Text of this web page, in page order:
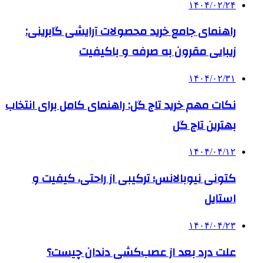
۱۴۰۴/۰۲/۲۴
راهنمای جامع خرید محصولات آرایشی گابرینی:
زیبایی مقرون به صرفه و باکیفیت
۱۴۰۴/۰۲/۳۱
نکات مهم خرید تاج گل: راهنمای کامل برای انتخاب
بهترین تاج گل
۱۴۰۴/۰۴/۱۲
کتونی نیوبالانس؛ ترکیبی از راحتی، کیفیت و
استایل
۱۴۰۴/۰۴/۲۳
علت درد بعد از عصب‌کشی دندان چیست؟